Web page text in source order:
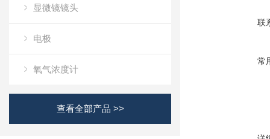
显微镜镜头
电极
氧气浓度计
查看全部产品 >>
联
常